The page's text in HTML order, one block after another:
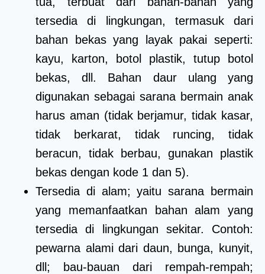
tersedia di lingkungan, termasuk dari
bahan bekas yang layak pakai seperti:
kayu, karton, botol plastik, tutup botol
bekas, dll. Bahan daur ulang yang
digunakan sebagai sarana bermain anak
harus aman (tidak berjamur, tidak kasar,
tidak berkarat, tidak runcing, tidak
beracun, tidak berbau, gunakan plastik
bekas dengan kode 1 dan 5).
Tersedia di alam; yaitu sarana bermain
yang memanfaatkan bahan alam yang
tersedia di lingkungan sekitar. Contoh:
pewarna alami dari daun, bunga, kunyit,
dll; bau-bauan dari rempah-rempah;